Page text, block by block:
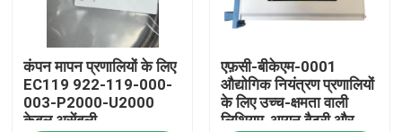
हमारे बारे में
कारखाना भ्रमण
कंपन मापन प्रणालियों के लिए
EC119 922-119-000-
003-P2000-U2000
केबल असेंबली
एफ़सी-बीकेएम-0001
औद्योगिक नियंत्रण प्रणालियों
के लिए उच्च-क्षमता वाली
लिथियम-आयन बैटरी और